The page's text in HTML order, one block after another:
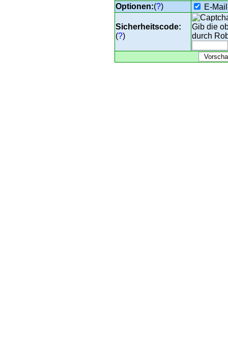
Optionen:(?) E-
Sicherheitscode:
(?)
Gib die
durch